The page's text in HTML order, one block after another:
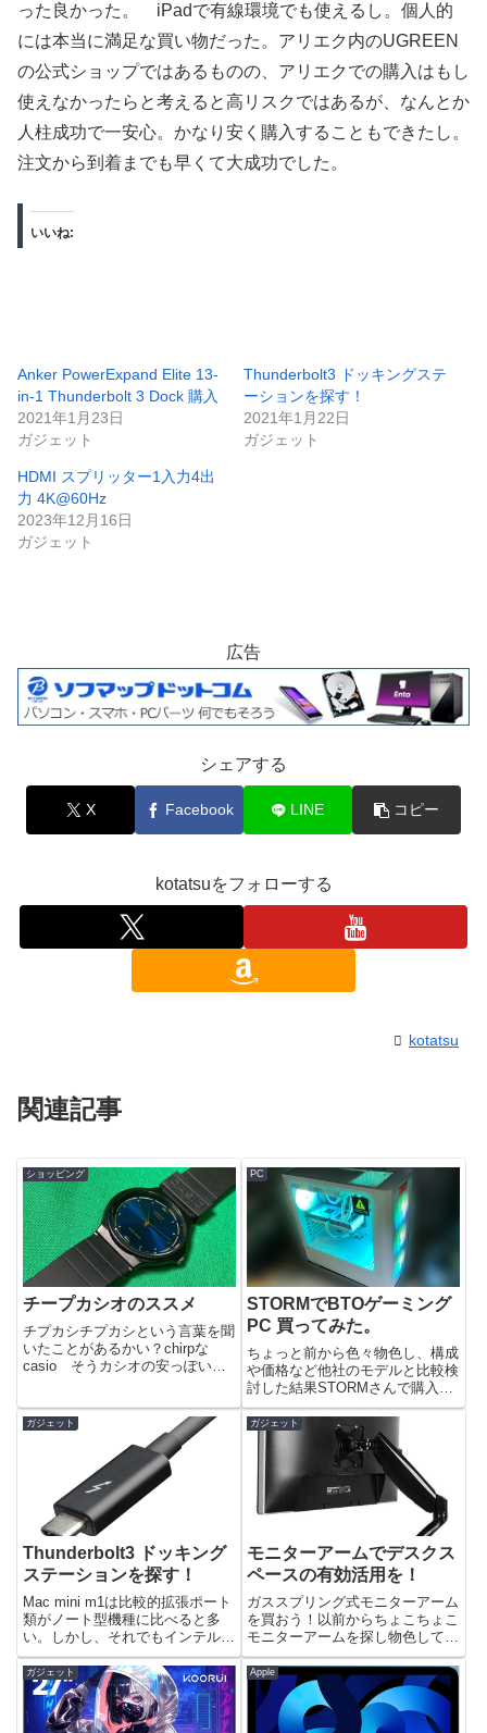
った良かった。 iPadで有線環境でも使えるし。個人的
には本当に満足な買い物だった。アリエク内のUGREEN
の公式ショップではあるものの、アリエクでの購入はもし
使えなかったらと考えると高リスクではあるが、なんとか
人柱成功で一安心。かなり安く購入することもできたし。
注文から到着までも早くて大成功でした。
いいね:
Anker PowerExpand Elite 13-
in-1 Thunderbolt 3 Dock 購入
2021年1月23日
ガジェット
Thunderbolt3 ドッキングステ
ーションを探す！
2021年1月22日
ガジェット
HDMI スプリッター1入力4出
力 4K@60Hz
2023年12月16日
ガジェット
広告
シェアする
X Facebook LINE コピー
kotatsuをフォローする
kotatsu
関連記事
ショッピング
チープカシオのススメ
チプカシチプカシという言葉を聞
いたことがあるかい？chirpな
casio そうカシオの安っぽい時
けど、デザイン的にも性能的に問
題ないのに超安い。子供や学生だ
けじゃなく、大人も結構愛...
PC
STORMでBTOゲーミング
PC 買ってみた。
ちょっと前から色々物色し、構成
や価格など他社のモデルと比較検
討した結果STORMさんで購入す
ることに決めた。コスパだけなら
他社でもいいけどケースのデザイ
ンとかマザボ独自モデルはちょっ
とね～。そんな諸々含めてって感
じですね。14世代が発売され...
ガジェット
Thunderbolt3 ドッキング
ステーションを探す！
Mac mini m1は比較的拡張ポート
類がノート型機種に比べると多
い。しかし、それでもインテル時
代のMac miniから比べると寂し
いのは否めず、拡張性は下がった
と言わざるを得ない。元々iMac
でバリバリにポート埋まってた
し、据え置き機な...
ガジェット
モニターアームでデスクス
ペースの有効活用を！
ガススプリング式モニターアーム
を買おう！以前からちょこちょこ
モニターアームを探し物色してい
ました。本当はiMac27インチに
モニターアームを取り付けたいの
だが、VESAマウント用のiMacで
はないし、iMac用のモニターア
ームは種類も少なく...
ガジェット Apple